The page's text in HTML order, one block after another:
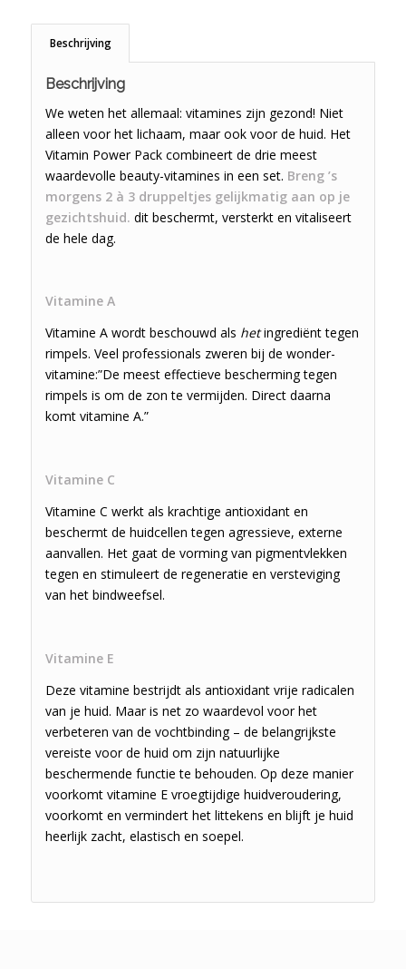
Beschrijving
Beschrijving
We weten het allemaal: vitamines zijn gezond! Niet
alleen voor het lichaam, maar ook voor de huid. Het
Vitamin Power Pack combineert de drie meest
waardevolle beauty-vitamines in een set. Breng ’s
morgens 2 à 3 druppeltjes gelijkmatig aan op je
gezichtshuid. dit beschermt, versterkt en vitaliseert
de hele dag.
Vitamine A
Vitamine A wordt beschouwd als hetingrediënt tegen
rimpels. Veel professionals zweren bij de wonder-
vitamine:”De meest effectieve bescherming tegen
rimpels is om de zon te vermijden. Direct daarna
komt vitamine A.”
Vitamine C
Vitamine C werkt als krachtige antioxidant en
beschermt de huidcellen tegen agressieve, externe
aanvallen. Het gaat de vorming van pigmentvlekken
tegen en stimuleert de regeneratie en versteviging
van het bindweefsel.
Vitamine E
Deze vitamine bestrijdt als antioxidant vrije radicalen
van je huid. Maar is net zo waardevol voor het
verbeteren van de vochtbinding – de belangrijkste
vereiste voor de huid om zijn natuurlijke
beschermende functie te behouden. Op deze manier
voorkomt vitamine E vroegtijdige huidveroudering,
voorkomt en vermindert het littekens en blijft je huid
heerlijk zacht, elastisch en soepel.